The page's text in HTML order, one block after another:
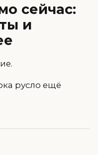
сейчас:
и
русло ещё